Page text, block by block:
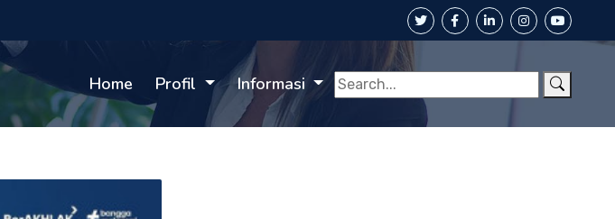
Home Profil Informasi